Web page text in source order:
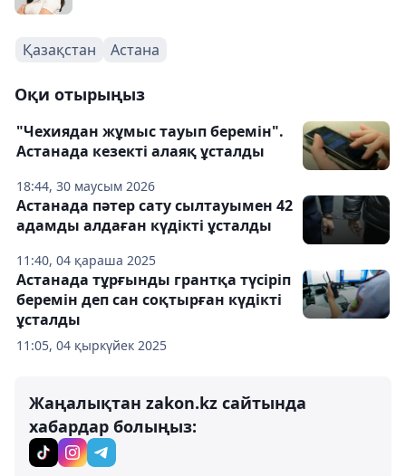
Қазақстан Астана
Оқи отырыңыз
18:44, 30 маусым 2026
"Чехиядан жұмыс тауып беремін".
Астанада кезекті алаяқ ұсталды
11:40, 04 қараша 2025
Астанада пәтер сату сылтауымен 42
адамды алдаған күдікті ұсталды
11:05, 04 қыркүйек 2025
Астанада тұрғынды грантқа түсіріп
беремін деп сан соқтырған күдікті
ұсталды
Жаңалықтан zakon.kz сайтында
хабардар болыңыз: